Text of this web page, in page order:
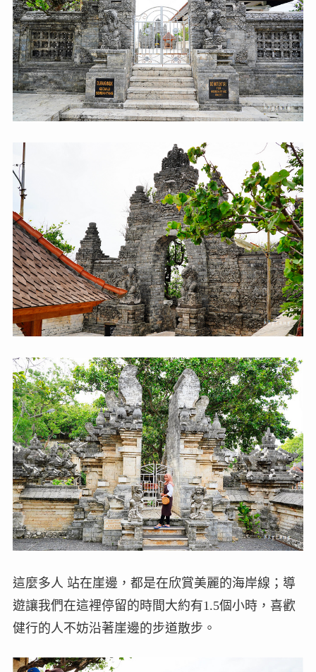
這麼多人 站在崖邊，都是在欣賞美麗的海岸線；導
遊讓我們在這裡停留的時間大約有1.5個小時，喜歡
健行的人不妨沿著崖邊的步道散步。